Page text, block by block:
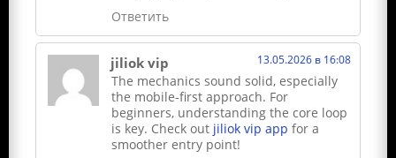
Ответить
jiliok vip 13.05.2026 в 16:08
The mechanics sound solid, especially
the mobile-first approach. For
beginners, understanding the core loop
is key. Check out jiliok vip app for a
smoother entry point!